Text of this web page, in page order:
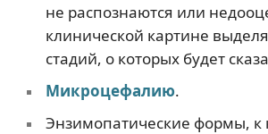
не распознаются или
клинической картине
стадий, о которых будет
Микроцефалию.
Энзимопатические формы, к